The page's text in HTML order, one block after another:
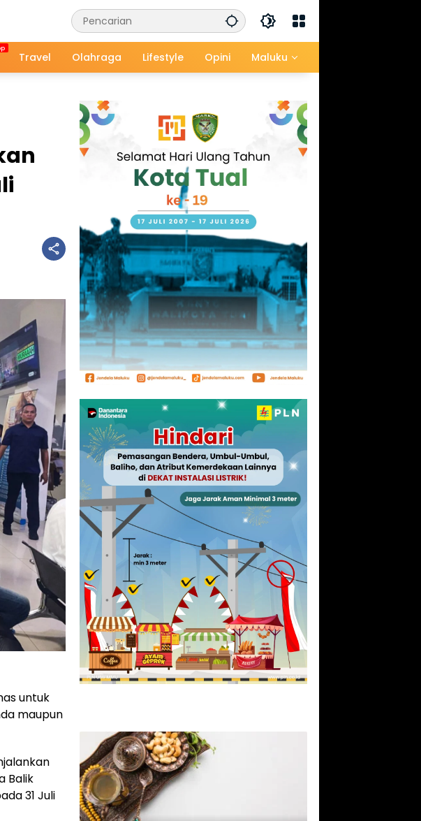
Travel Olahraga Lifestyle Opini Maluku
untuk
maupun
Balik
31 Juli